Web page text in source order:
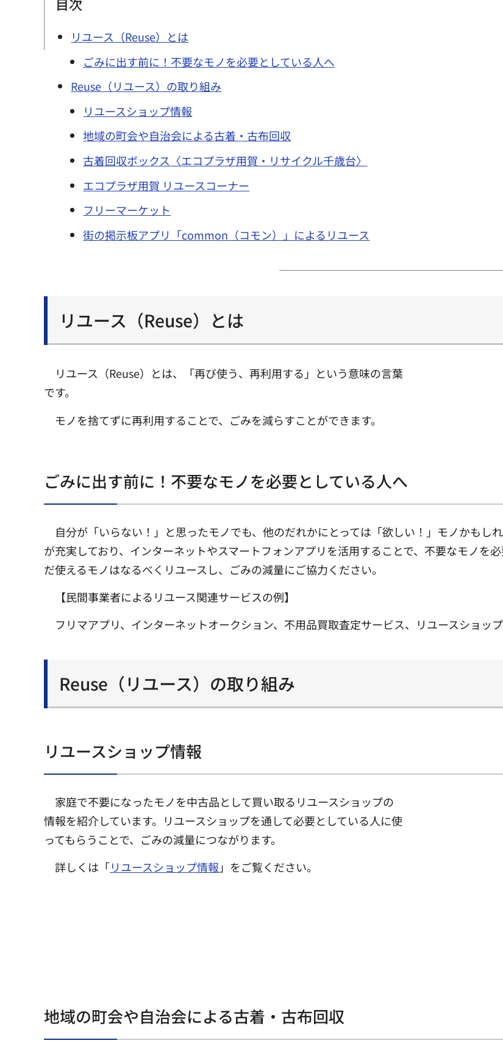
リユース（Reuse）とは
ごみに出す前に！不要なモノを必要としている人へ
Reuse（リユース）の取り組み
リユースショップ情報
地域の町会や自治会による古着・古布回収
古着回収ボックス〈エコプラザ用賀・リサイクル千歳台〉
エコプラザ用賀 リユースコーナー
フリーマーケット
街の掲示板アプリ「common（コモン）」によるリユース
リユース（Reuse）とは
リユース（Reuse）とは、「再び使う、再利用する」という意味の言葉
です。
モノを捨てずに再利用することで、ごみを減らすことができます。
ごみに出す前に！不要なモノを必要としている人へ
自分が「いらない！」と思ったモノでも、他のだれかにとっては「欲しい！」モノかもし
が充実しており、インターネットやスマートフォンアプリを活用することで、不要なモノを
だ使えるモノはなるべくリユースし、ごみの減量にご協力ください。
【民間事業者によるリユース関連サービスの例】
フリマアプリ、インターネットオークション、不用品買取査定サービス、リユースショッ
Reuse（リユース）の取り組み
リユースショップ情報
家庭で不要になったモノを中古品として買い取るリユースショップの
情報を紹介しています。リユースショップを通して必要としている人に使
ってもらうことで、ごみの減量につながります。
詳しくは「リユースショップ情報 」をご覧ください。
地域の町会や自治会による古着・古布回収